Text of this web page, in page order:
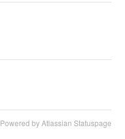
Powered by Atlassian Statuspage